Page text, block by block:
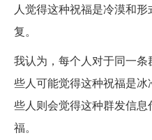
人觉得这种祝福是冷漠和
复。
我认为，每个人对于同一
些人可能觉得这种祝福是
些人则会觉得这种群发信
福。